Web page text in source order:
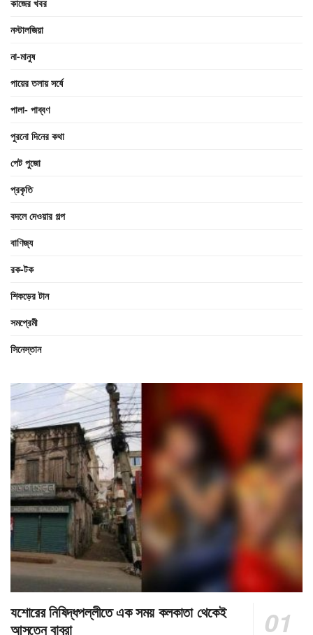
নস্টালজিয়া
না-মানুষ
পায়ের তলায় সর্ষে
পালা- পাব্বণ
পুরনো দিনের কথা
পেট পুজো
প্রকৃতি
বদলে দেওয়ার গল্প
বাণিজ্য
রক-টক
শিকড়ের টান
সমপ্রেমী
সিনেস্তান
যশোরের নিষিদ্ধপল্লীতে এক সময় কলকাতা থেকেই
আসতেন বাবুরা